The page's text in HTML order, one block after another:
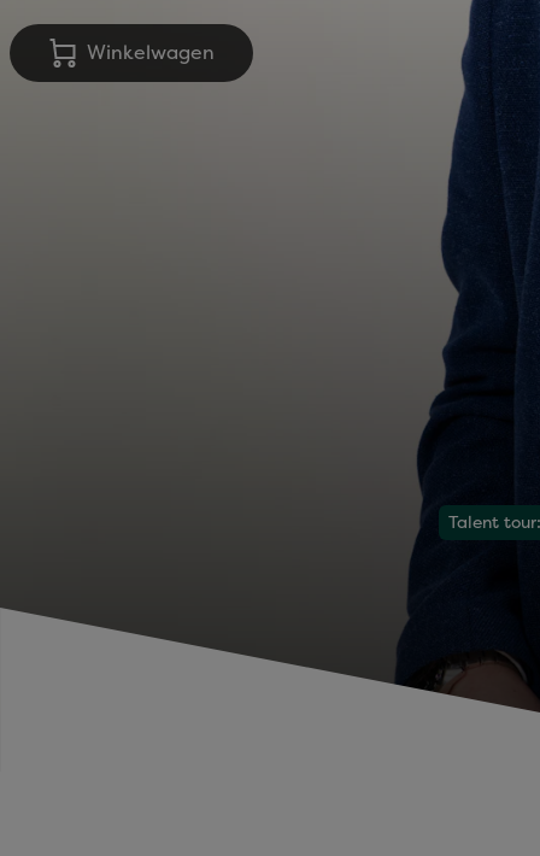
Winkelwagen
Talent